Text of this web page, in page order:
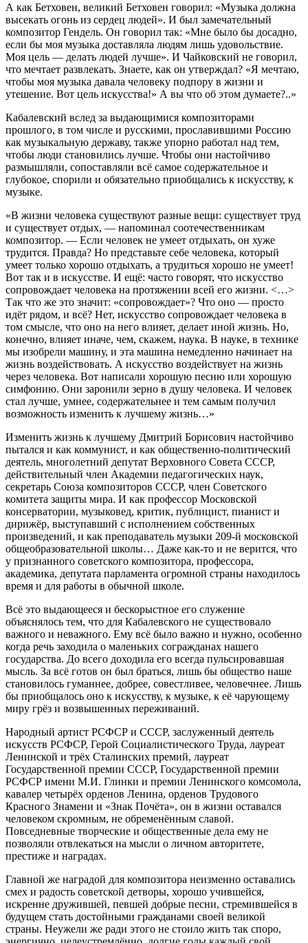
А как Бетховен, великий Бетховен говорил: «Музыка должна
высекать огонь из сердец людей». И был замечательный
композитор Гендель. Он говорил так: «Мне было бы досадно,
если бы моя музыка доставляла людям лишь удовольствие.
Моя цель — делать людей лучше». И Чайковский не говорил,
что мечтает развлекать. Знаете, как он утверждал? «Я мечтаю,
чтобы моя музыка давала человеку подпору в жизни и
утешение. Вот цель искусства!» А вы что об этом думаете?..»
Кабалевский вслед за выдающимися композиторами
прошлого, в том числе и русскими, прославившими Россию
как музыкальную державу, также упорно работал над тем,
чтобы люди становились лучше. Чтобы они настойчиво
размышляли, сопоставляли всё самое содержательное и
глубокое, спорили и обязательно приобщались к искусству, к
музыке.
«В жизни человека существуют разные вещи: существует труд
и существует отдых, — напоминал соотечественникам
композитор. — Если человек не умеет отдыхать, он хуже
трудится. Правда? Но представьте себе человека, который
умеет только хорошо отдыхать, а трудиться хорошо не умеет!
Вот так и в искусстве. И ещё: часто говорят, что искусство
сопровождает человека на протяжении всей его жизни. <…>
Так что же это значит: «сопровождает»? Что оно — просто
идёт рядом, и всё? Нет, искусство сопровождает человека в
том смысле, что оно на него влияет, делает иной жизнь. Но,
конечно, влияет иначе, чем, скажем, наука. В науке, в технике
мы изобрели машину, и эта машина немедленно начинает на
жизнь воздействовать. А искусство воздействует на жизнь
через человека. Вот написали хорошую песню или хорошую
симфонию. Они заронили зерно в душу человека. И человек
стал лучше, умнее, содержательнее и тем самым получил
возможность изменить к лучшему жизнь…»
Изменить жизнь к лучшему Дмитрий Борисович настойчиво
пытался и как коммунист, и как общественно-политический
деятель, многолетний депутат Верховного Совета СССР,
действительный член Академии педагогических наук,
секретарь Союза композиторов СССР, член Советского
комитета защиты мира. И как профессор Московской
консерватории, музыковед, критик, публицист, пианист и
дирижёр, выступавший с исполнением собственных
произведений, и как преподаватель музыки 209-й московской
общеобразовательной школы… Даже как-то и не верится, что
у признанного советского композитора, профессора,
академика, депутата парламента огромной страны находилось
время и для работы в обычной школе.
Всё это выдающееся и бескорыстное его служение
объяснялось тем, что для Кабалевского не существовало
важного и неважного. Ему всё было важно и нужно, особенно
когда речь заходила о маленьких согражданах нашего
государства. До всего доходила его всегда пульсировавшая
мысль. За всё готов он был браться, лишь бы общество наше
становилось гуманнее, добрее, совестливее, человечнее. Лишь
бы приобщалось оно к искусству, к музыке, к её чарующему
миру грёз и возвышенных переживаний.
Народный артист РСФСР и СССР, заслуженный деятель
искусств РСФСР, Герой Социалистического Труда, лауреат
Ленинской и трёх Сталинских премий, лауреат
Государственной премии СССР, Государственной премии
РСФСР имени М.И. Глинки и премии Ленинского комсомола,
кавалер четырёх орденов Ленина, орденов Трудового
Красного Знамени и «Знак Почёта», он в жизни оставался
человеком скромным, не обременённым славой.
Повседневные творческие и общественные дела ему не
позволяли отвлекаться на мысли о личном авторитете,
престиже и наградах.
Главной же наградой для композитора неизменно оставались
смех и радость советской детворы, хорошо учившейся,
искренне дружившей, певшей добрые песни, стремившейся в
будущем стать достойными гражданами своей великой
страны. Неужели же ради этого не стоило жить так споро,